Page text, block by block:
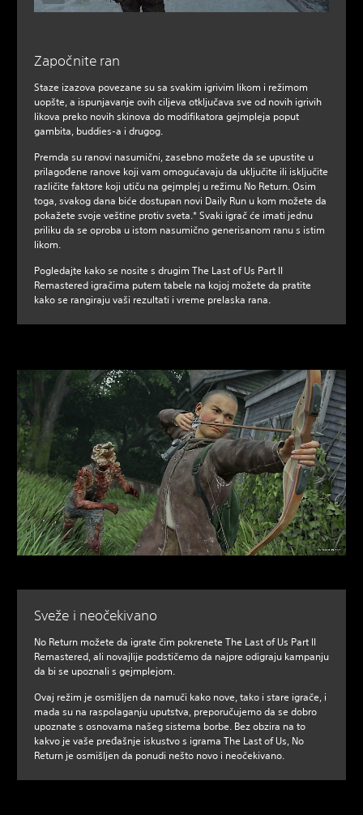
Započnite ran
Staze izazova povezane su sa svakim igrivim likom i režimom
uopšte, a ispunjavanje ovih ciljeva otključava sve od novih igrivih
likova preko novih skinova do modifikatora gejmpleja poput
gambita, buddies-a i drugog.
Premda su ranovi nasumični, zasebno možete da se upustite u
prilagođene ranove koji vam omogućavaju da uključite ili isključite
različite faktore koji utiču na gejmplej u režimu No Return. Osim
toga, svakog dana biće dostupan novi Daily Run u kom možete da
pokažete svoje veštine protiv sveta.* Svaki igrač će imati jednu
priliku da se oproba u istom nasumično generisanom ranu s istim
likom.
Pogledajte kako se nosite s drugim The Last of Us Part II
Remastered igračima putem tabele na kojoj možete da pratite
kako se rangiraju vaši rezultati i vreme prelaska rana.
Sveže i neočekivano
No Return možete da igrate čim pokrenete The Last of Us Part II
Remastered, ali novajlije podstičemo da najpre odigraju kampanju
da bi se upoznali s gejmplejom.
Ovaj režim je osmišljen da namuči kako nove, tako i stare igrače, i
mada su na raspolaganju uputstva, preporučujemo da se dobro
upoznate s osnovama našeg sistema borbe. Bez obzira na to
kakvo je vaše pređašnje iskustvo s igrama The Last of Us, No
Return je osmišljen da ponudi nešto novo i neočekivano.